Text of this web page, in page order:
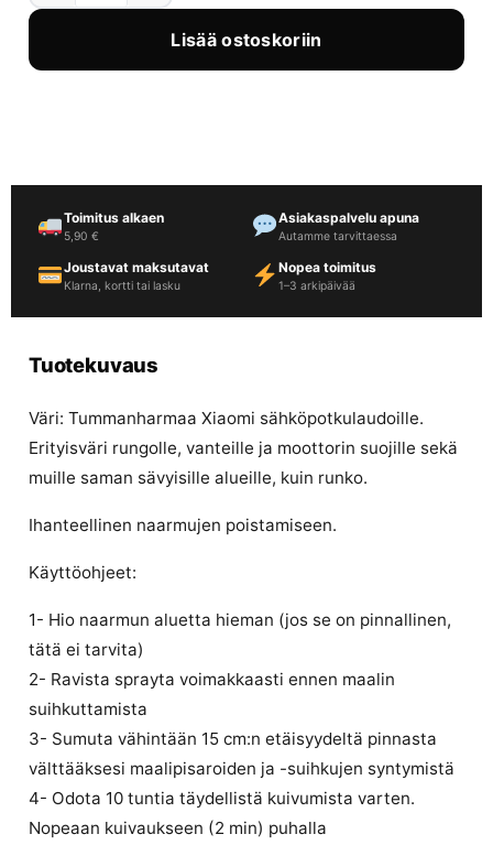
Lisää ostoskoriin
Toimitus alkaen
5,90 €
Asiakaspalvelu apuna
Autamme tarvittaessa
Joustavat maksutavat
Klarna, kortti tai lasku
Nopea toimitus
1–3 arkipäivää
Tuotekuvaus
Väri: Tummanharmaa Xiaomi sähköpotkulaudoille.
Erityisväri rungolle, vanteille ja moottorin suojille sekä
muille saman sävyisille alueille, kuin runko.
Ihanteellinen naarmujen poistamiseen.
Käyttöohjeet:
1- Hio naarmun aluetta hieman (jos se on pinnallinen,
tätä ei tarvita)
2- Ravista sprayta voimakkaasti ennen maalin
suihkuttamista
3- Sumuta vähintään 15 cm:n etäisyydeltä pinnasta
välttääksesi maalipisaroiden ja -suihkujen syntymistä
4- Odota 10 tuntia täydellistä kuivumista varten.
Nopeaan kuivaukseen (2 min) puhalla